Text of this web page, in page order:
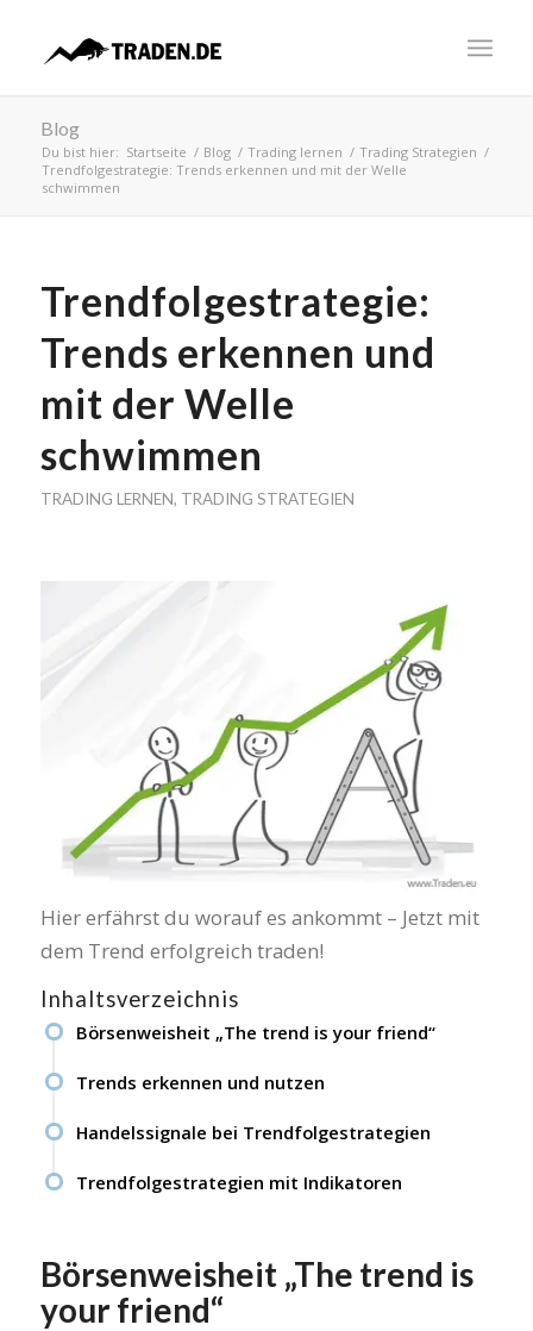
Blog
Du bist hier: Startseite / Blog / Trading lernen / Trading Strategien /
Trendfolgestrategie: Trends erkennen und mit der Welle
schwimmen
Trendfolgestrategie:
Trends erkennen und
mit der Welle
schwimmen
TRADING LERNEN, TRADING STRATEGIEN
Hier erfährst du worauf es ankommt – Jetzt mit
dem Trend erfolgreich traden!
Inhaltsverzeichnis
Börsenweisheit „The trend is your friend“
Trends erkennen und nutzen
Handelssignale bei Trendfolgestrategien
Trendfolgestrategien mit Indikatoren
Börsenweisheit „The trend is
your friend“